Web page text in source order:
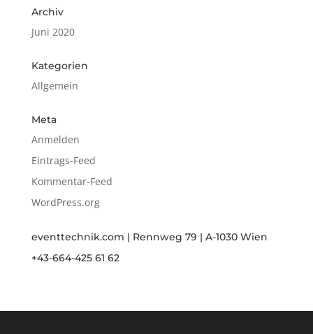
Archiv
Juni 2020
Kategorien
Allgemein
Meta
Anmelden
Eintrags-Feed
Kommentar-Feed
WordPress.org
eventtechnik.com | Rennweg 79 | A-1030 Wien
+43-664-425 61 62